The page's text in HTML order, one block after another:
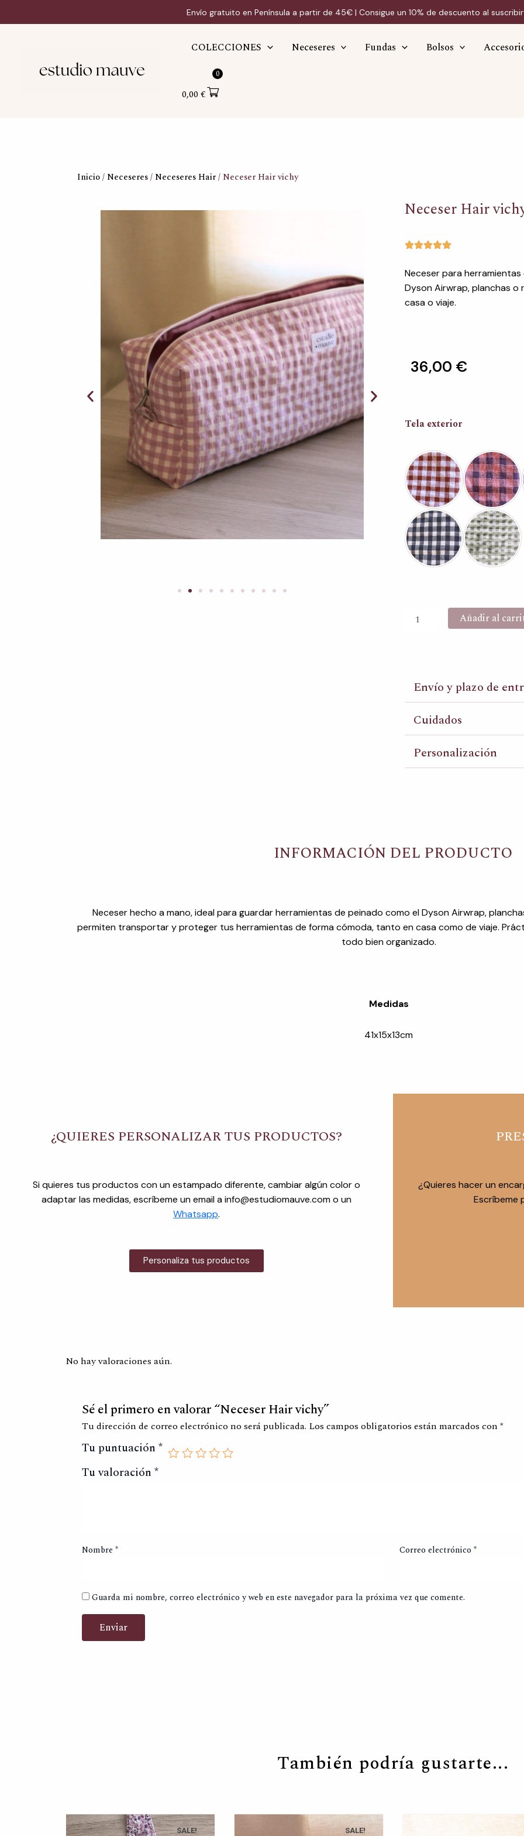
Envío gratuito en Península a partir de 45€ | Consigue un 10% de descuento al
al
COLECCIONES
Neceseres Fundas Bolsos
0,00 €
0
Inicio/ Neceseres/ Neceseres Hair/ Neceser Hair vichy
Neceser Hair
Neceser para
Dyson Airwrap, planchas
casa o viaje.
36,00 €
Tela exterior
Hair
cantidad
Añadir al
Envío y plazo de
Cuidados
Personalización
INFORMACIÓN DEL PRODUCTO
Neceser hecho a mano, ideal para guardar herramientas de peinado como el Dyson Airwrap,
permiten transportar y proteger tus herramientas de forma cómoda, tanto en casa como de viaje.
todo bien organizado.
Medidas
41x15x13cm
¿QUIERES PERSONALIZAR TUS PRODUCTOS?
Si quieres tus productos con un estampado diferente, cambiar algún color o
adaptar las medidas, escríbeme un email a info@estudiomauve.com o un
Whatsapp.
Personaliza tus productos
¿Quieres hacer un
Escríbeme
No hay valoraciones aún.
Sé el primero en valorar “Neceser Hair vichy”
Tu dirección de correo electrónico no será publicada. Los campos obligatorios están marcados con *
Tu puntuación *
Tu valoración *
Nombre* Correo electrónico *
Guarda mi nombre, correo electrónico y web en este navegador para la próxima vez que comente.
También podría gustarte...
SALE! SALE!